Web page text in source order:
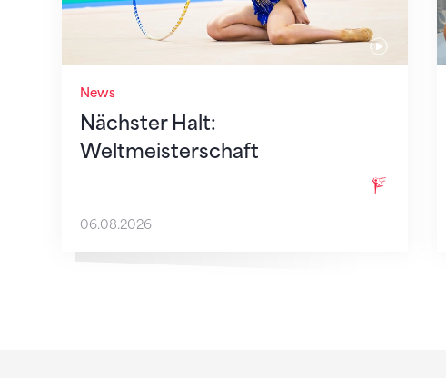
News
Nächster Halt:
Weltmeisterschaft
06.08.2026